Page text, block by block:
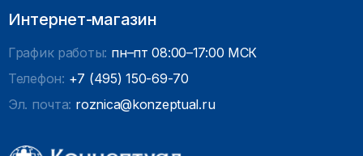
Интернет-магазин
График работы: пн–пт 08:00–17:00 МСК
Телефон: +7 (495) 150-69-70
Эл. почта: roznica@konzeptual.ru